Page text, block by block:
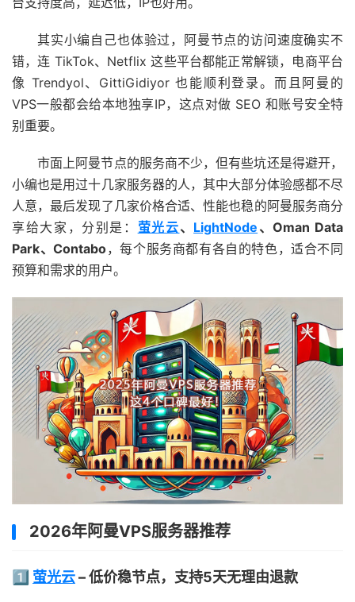
其实小编自己也体验过，阿曼节点的访问速度确实不
错，连 TikTok、Netflix 这些平台都能正常解锁，电商平台
像 Trendyol、GittiGidiyor 也能顺利登录。而且阿曼的
VPS一般都会给本地独享IP，这点对做 SEO 和账号安全特
别重要。
市面上阿曼节点的服务商不少，但有些坑还是得避开，
小编也是用过十几家服务器的人，其中大部分体验感都不尽
人意，最后发现了几家价格合适、性能也稳的阿曼服务商分
享给大家，分别是： 萤光云、 LightNode 、Oman Data
Park、Contabo，每个服务商都有各自的特色，适合不同
预算和需求的用户。
2026年阿曼VPS服务器推荐
1️⃣ 萤光云– 低价稳节点，支持5天无理由退款